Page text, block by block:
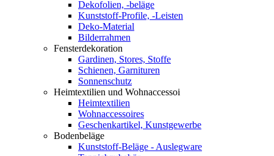
Dekofolien, -beläge
Kunststoff-Profile, -Leisten
Deko-Material
Bilderrahmen
Fensterdekoration
Gardinen, Stores, Stoffe
Schienen, Garnituren
Sonnenschutz
Heimtextilien und Wohnaccessoi
Heimtextilien
Wohnaccessoires
Geschenkartikel, Kunstgewerbe
Bodenbeläge
Kunststoff-Beläge - Auslegware